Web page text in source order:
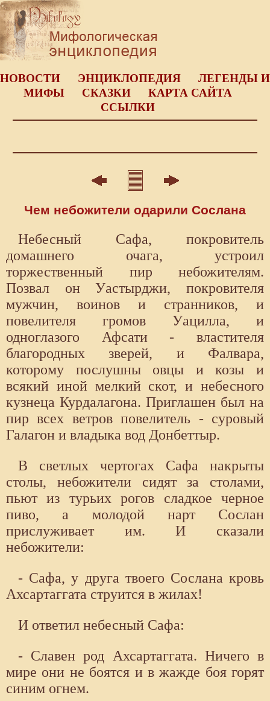
НОВОСТИ ЭНЦИКЛОПЕДИЯ
ЛЕГЕНДЫ И
МИФЫ
СКАЗКИ
КАРТА САЙТА
ССЫЛКИ
Чем небожители одарили Сослана
Небесный Сафа, покровитель
домашнего очага, устроил
торжественный пир небожителям.
Позвал он Уастырджи, покровителя
мужчин, воинов и странников, и
повелителя громов Уацилла, и
одноглазого Афсати - властителя
благородных зверей, и Фалвара,
которому послушны овцы и козы и
всякий иной мелкий скот, и небесного
кузнеца Курдалагона. Приглашен был на
пир всех ветров повелитель - суровый
Галагон и владыка вод Донбеттыр.
В светлых чертогах Сафа накрыты
столы, небожители сидят за столами,
пьют из турьих рогов сладкое черное
пиво, а молодой нарт Сослан
прислуживает им. И сказали
небожители:
- Сафа, у друга твоего Сослана кровь
Ахсартаггата струится в жилах!
И ответил небесный Сафа:
- Славен род Ахсартаггата. Ничего в
мире они не боятся и в жажде боя горят
синим огнем.